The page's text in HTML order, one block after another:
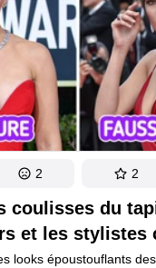
coulisses du
et les stylistes
looks époustouflants
2 2